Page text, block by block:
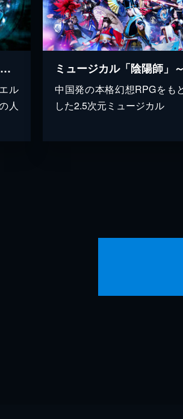
ミュージカル「黒執事」‐地に燃えるリコリス2015‐
ル
人
中国発の本格幻想RPGをも
した2.5次元ミュージカル